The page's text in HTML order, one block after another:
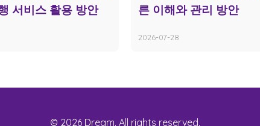
서비스 활용 방안
른 이해와 관리 방안
2026-07-28
© 2026 Dream. All rights reserved.